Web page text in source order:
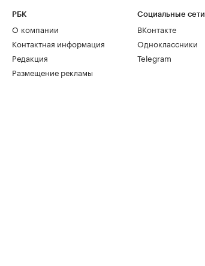
РБК
О компании
Контактная информация
Редакция
Размещение рекламы
Социальные сети
ВКонтакте
Одноклассники
Telegram